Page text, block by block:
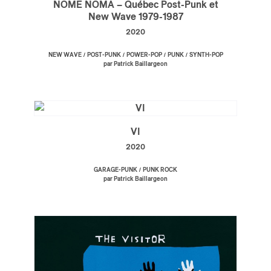
NOME NOMA – Québec Post-Punk et
New Wave 1979-1987
2020
NEW WAVE/ POST-PUNK/ POWER-POP/ PUNK/ SYNTH-POP
par Patrick Baillargeon
VI
2020
GARAGE-PUNK / PUNK ROCK
par Patrick Baillargeon